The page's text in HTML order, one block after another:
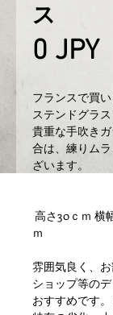
ス
0 JPY
フランスで買
ステンドグラス
貴重な手吹き
合は、練りム
ざいます。
ｍ
雰囲気良く、
ショップ等の
おすすめです